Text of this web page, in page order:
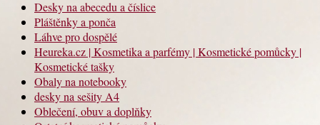
Desky na abecedu a číslice
Pláštěnky a ponča
Láhve pro dospělé
Heureka.cz | Kosmetika a parfémy | Kosmetické pomůcky |
Kosmetické tašky
Obaly na notebooky
desky na sešity A4
Oblečení, obuv a doplňky